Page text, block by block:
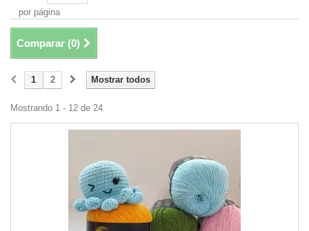
por página
Comparar (0)
Mostrar todos
1 2
Mostrando 1 - 12 de 24